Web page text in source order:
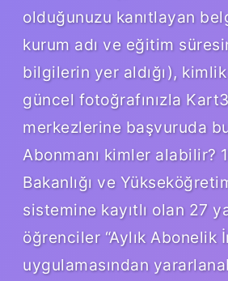
olduğunuzu kanıtlayan
kurum adı ve eğitim
bilgilerin yer aldığı),
güncel fotoğrafınızla
merkezlerine başvuruda
Abonmanı kimler alabilir?
Bakanlığı ve
sistemine kayıtlı olan 27
öğrenciler “Aylık Abonelik
uygulamasından